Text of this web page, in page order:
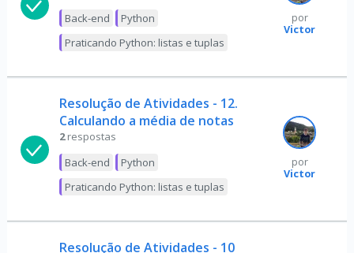
Back-end
Python
Praticando Python: listas e tuplas
por
Victor
Resolução de Atividades - 12.
Calculando a média de notas
2 respostas
Back-end
Python
Praticando Python: listas e tuplas
por
Victor
Resolução de Atividades - 10